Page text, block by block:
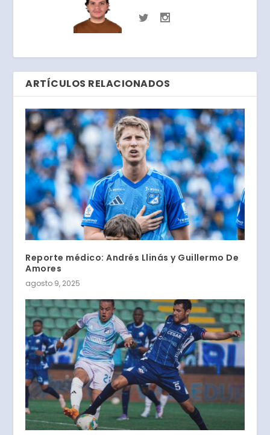
ARTÍCULOS RELACIONADOS
Reporte médico: Andrés Llinás y Guillermo De
Amores
agosto 9, 2025